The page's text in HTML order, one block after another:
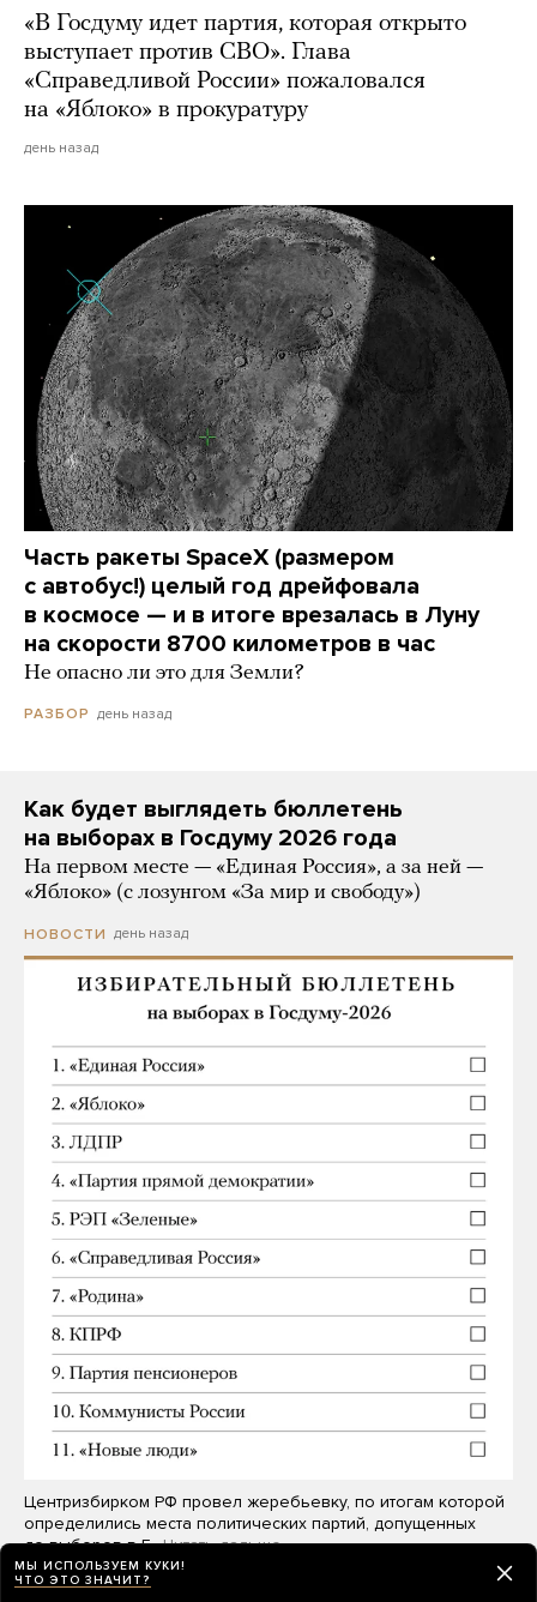
«В Госдуму идет партия, которая открыто
выступает против СВО». Глава
«Справедливой России» пожаловался
на «Яблоко» в прокуратуру
день назад
Часть ракеты SpaceX (размером
с автобус!) целый год дрейфовала
в космосе — и в итоге врезалась в Луну
на скорости 8700 километров в час
Не опасно ли это для Земли?
РАЗБОР день назад
Как будет выглядеть бюллетень
на выборах в Госдуму 2026 года
На первом месте — «Единая Россия», а за ней —
«Яблоко» (с лозунгом «За мир и свободу»)
НОВОСТИ день назад
Центризбирком РФ провел жеребьевку, по итогам которой
определились места политических партий, допущенных
до выборов в Г… Читать дальше
МЫ ИСПОЛЬЗУЕМ КУКИ!
ЧТО ЭТО ЗНАЧИТ?